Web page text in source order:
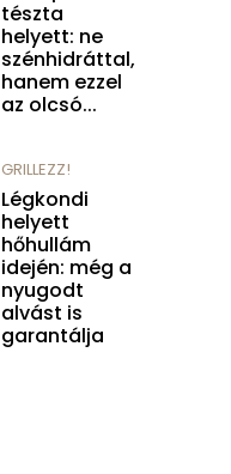
tészta
helyett: ne
szénhidráttal,
hanem ezzel
az olcsó...
GRILLEZZ!
Légkondi
helyett
hőhullám
idején: még a
nyugodt
alvást is
garantálja